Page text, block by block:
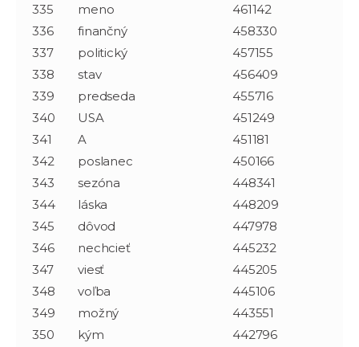
335
meno
461142
336
finančný
458330
337
politický
457155
338
stav
456409
339
predseda
455716
340
USA
451249
341
A
451181
342
poslanec
450166
343
sezóna
448341
344
láska
448209
345
dôvod
447978
346
nechcieť
445232
347
viesť
445205
348
voľba
445106
349
možný
443551
350
kým
442796